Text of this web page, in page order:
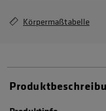
Körpermaßtabelle